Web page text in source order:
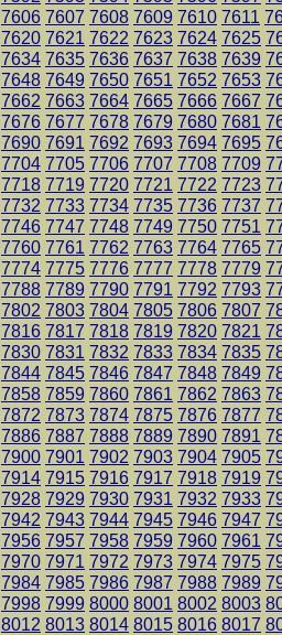
7606 7607 7608 7609 7610 7611
7620 7621 7622 7623 7624 7625
7634 7635 7636 7637 7638 7639
7648 7649 7650 7651 7652 7653
7662 7663 7664 7665 7666 7667
7676 7677 7678 7679 7680 7681
7690 7691 7692 7693 7694 7695
7704 7705 7706 7707 7708 7709
7718 7719 7720 7721 7722 7723
7732 7733 7734 7735 7736 7737
7746 7747 7748 7749 7750 7751
7760 7761 7762 7763 7764 7765
7774 7775 7776 7777 7778 7779
7788 7789 7790 7791 7792 7793
7802 7803 7804 7805 7806 7807
7816 7817 7818 7819 7820 7821
7830 7831 7832 7833 7834 7835
7844 7845 7846 7847 7848 7849
7858 7859 7860 7861 7862 7863
7872 7873 7874 7875 7876 7877
7886 7887 7888 7889 7890 7891
7900 7901 7902 7903 7904 7905
7914 7915 7916 7917 7918 7919
7928 7929 7930 7931 7932 7933
7942 7943 7944 7945 7946 7947
7956 7957 7958 7959 7960 7961
7970 7971 7972 7973 7974 7975
7984 7985 7986 7987 7988 7989
7998 7999 8000 8001 8002 8003
8012 8013 8014 8015 8016 8017